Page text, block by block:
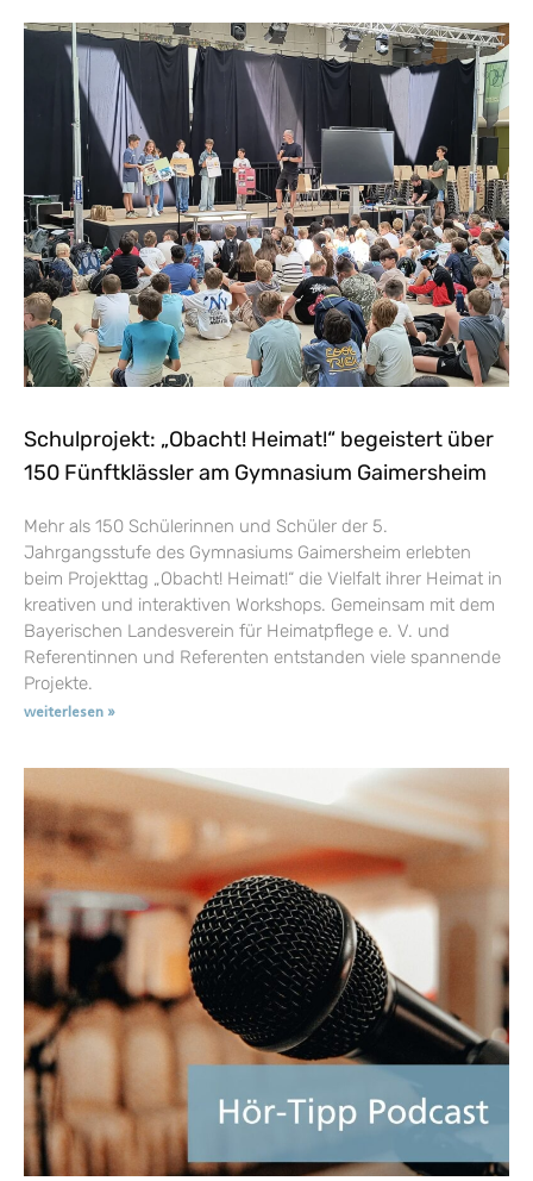
Schulprojekt: „Obacht! Heimat!“ begeistert über
150 Fünftklässler am Gymnasium Gaimersheim
Mehr als 150 Schülerinnen und Schüler der 5.
Jahrgangsstufe des Gymnasiums Gaimersheim erlebten
beim Projekttag „Obacht! Heimat!“ die Vielfalt ihrer Heimat in
kreativen und interaktiven Workshops. Gemeinsam mit dem
Bayerischen Landesverein für Heimatpflege e. V. und
Referentinnen und Referenten entstanden viele spannende
Projekte.
weiterlesen »